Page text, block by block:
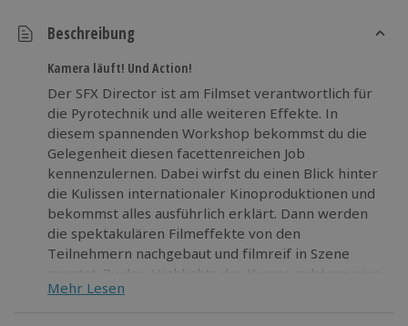
Beschreibung
Kamera läuft! Und Action!
Der SFX Director ist am Filmset verantwortlich für
die Pyrotechnik und alle weiteren Effekte. In
diesem spannenden Workshop bekommst du die
Gelegenheit diesen facettenreichen Job
kennenzulernen. Dabei wirfst du einen Blick hinter
die Kulissen internationaler Kinoproduktionen und
bekommst alles ausführlich erklärt. Dann werden
die spektakulären Filmeffekte von den
Teilnehmern nachgebaut und filmreif in Szene
gesetzt. Zu den Highlights des Kurses gehören eine
inszenierte Schießerei und die Explosion eines
Mehr Lesen